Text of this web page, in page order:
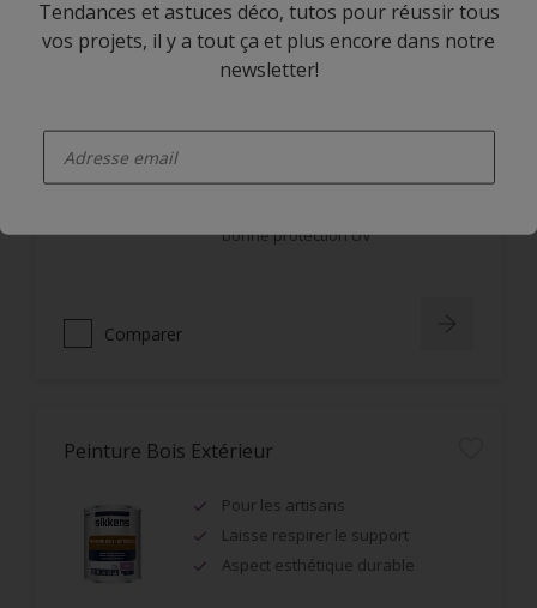
Non filmogène, ne s'écaille pas
bonne protection UV
Comparer
Peinture Bois Extérieur
Pour les artisans
Laisse respirer le support
Aspect esthétique durable
Tendances et astuces déco, tutos pour réussir tous
vos projets, il y a tout ça et plus encore dans notre
newsletter!